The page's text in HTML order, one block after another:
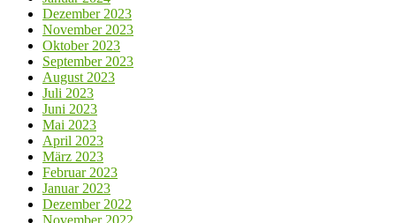
Dezember 2023
November 2023
Oktober 2023
September 2023
August 2023
Juli 2023
Juni 2023
Mai 2023
April 2023
März 2023
Februar 2023
Januar 2023
Dezember 2022
November 2022